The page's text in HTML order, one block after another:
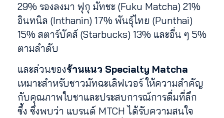
29% รองลงมา ฟุกุ มัทชะ (Fuku Matcha) 21%
อินทนิล (Inthanin) 17% พันธุ์ไทย (Punthai)
15% สตาร์บัคส์ (Starbucks) 13% และอื่น ๆ 5%
ตามลำดับ
และส่วนของร้านแนว Specialty Matcha
เหมาะสำหรับชาวมัทฉะเลิฟเวอร์ ให้ความสำคัญ
กับคุณภาพใบชาและประสบการณ์การดื่มที่ลึก
ซึ้ง ซึ่งพบว่า แบรนด์ MTCH ได้รับความสนใจ